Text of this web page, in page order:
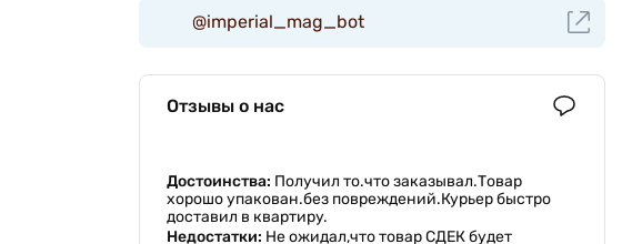
@imperial_mag_bot
Отзывы о нас
Достоинства: Получил то.что заказывал.Товар
хорошо упакован.без повреждений.Курьер быстро
доставил в квартиру.
Недостатки: Не ожидал,что товар СДЕК будет